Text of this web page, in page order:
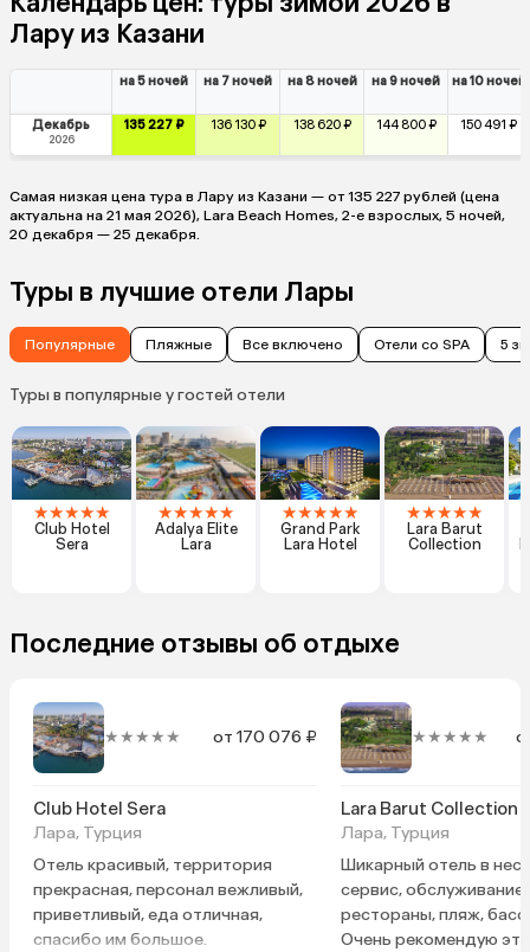
Лару из Казани
на 5 ночей на 7 ночей на 8 ночей на 9 ночей на 10 ночей
Декабрь
2026
135 227 ₽ 136 130 ₽ 138 620 ₽ 144 800 ₽ 150 491 ₽
Самая низкая цена тура в Лару из Казани — от 135 227 рублей (цена
актуальна на 21 мая 2026), Lara Beach Homes, 2-е взрослых, 5 ночей,
20 декабря — 25 декабря.
Туры в лучшие отели Лары
Популярные Пляжные Все включено Отели со SPA 5
Туры в популярные у гостей отели
★★★★★
Club Hotel
Sera
★★★★★
Adalya Elite
Lara
★★★★★
Grand Park
Lara Hotel
★★★★★
Lara Barut
Collection
Последние отзывы об отдыхе
★★★★★ от 170 076 ₽
Club Hotel Sera
Лара, Турция
Отель красивый, территория
прекрасная, персонал вежливый,
приветливый, еда отличная,
спасибо им большое.
★★★★★
Lara Barut Collection
Лара, Турция
Шикарный отель в
сервис, обслуживание,
рестораны, пляж,
Очень рекомендую